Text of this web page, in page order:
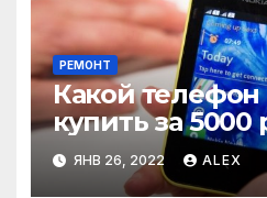
РЕМОНТ
Какой
купить за 5000
ЯНВ 26, 2022 ALEX